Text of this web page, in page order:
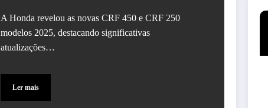
A Honda revelou as novas CRF 450 e CRF 250
modelos 2025, destacando significativas
atualizações…
Ler mais